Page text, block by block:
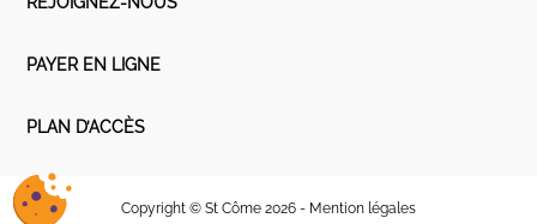
PAYER EN LIGNE
PLAN D’ACCÈS
Copyright © St Côme 2026 - Mention légales